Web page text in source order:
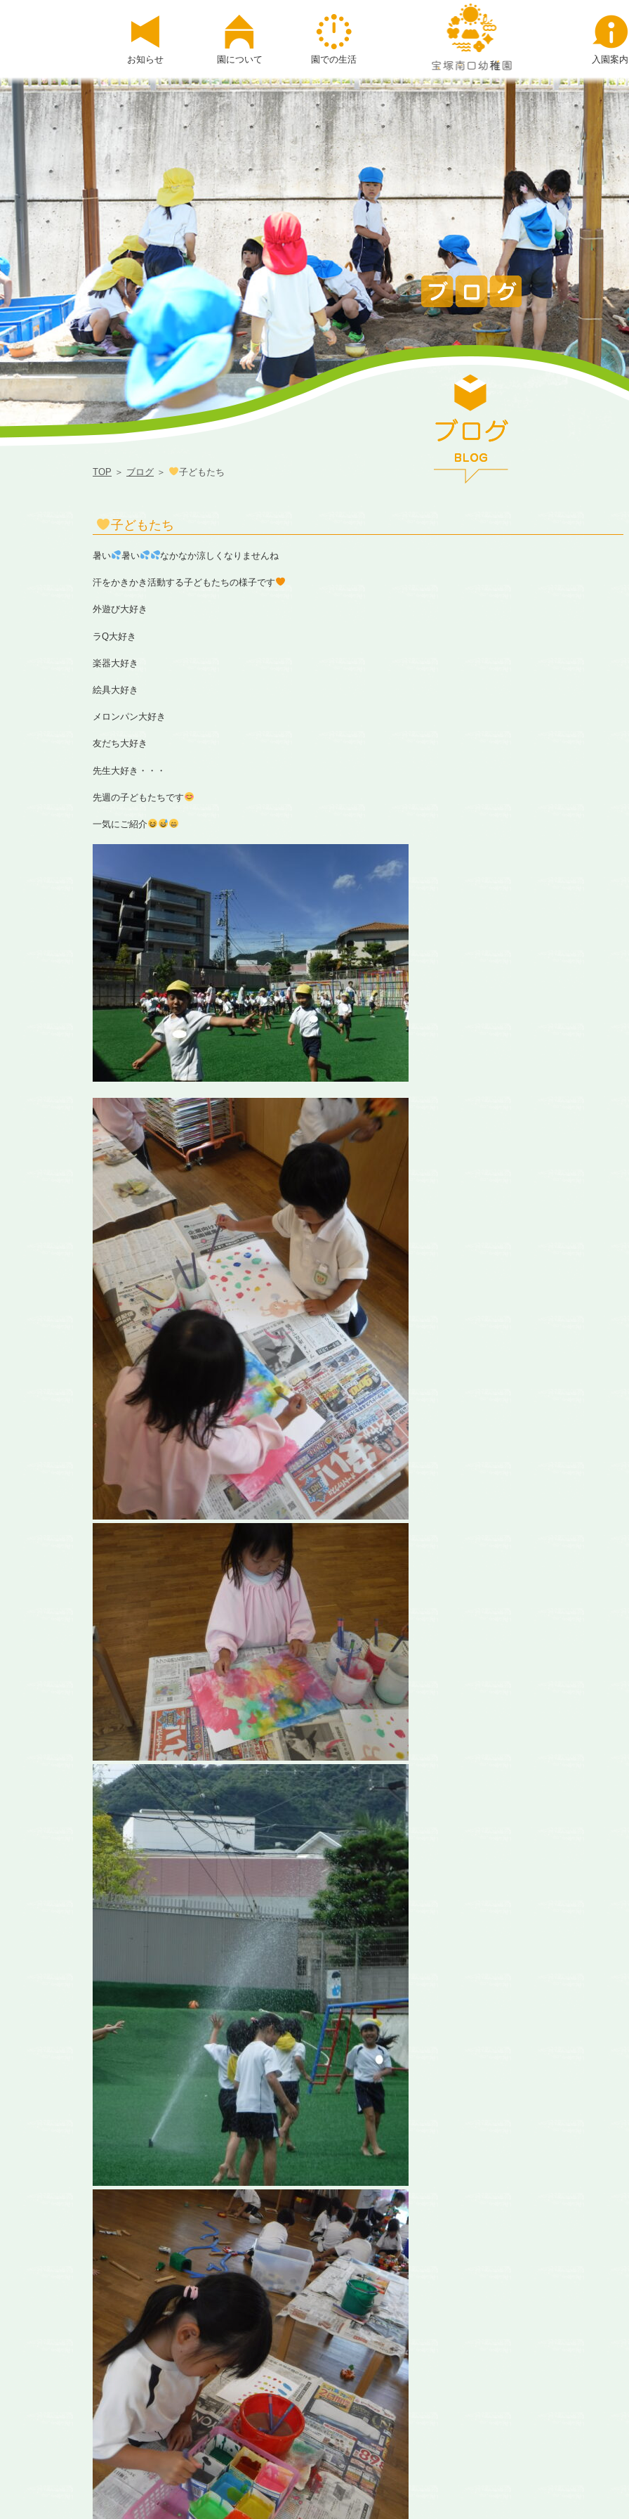
ど
も
た
ち
|
宝
塚
南
口
幼
稚
園
お知らせ 園について 園での生活 入園案内
TOP ＞ ブログ ＞ 子どもたち
子どもたち
暑い 暑い なかなか涼しくなりませんね
汗をかきかき活動する子どもたちの様子です
外遊び大好き
ラQ大好き
楽器大好き
絵具大好き
メロンパン大好き
友だち大好き
先生大好き・・・
先週の子どもたちです
一気にご紹介